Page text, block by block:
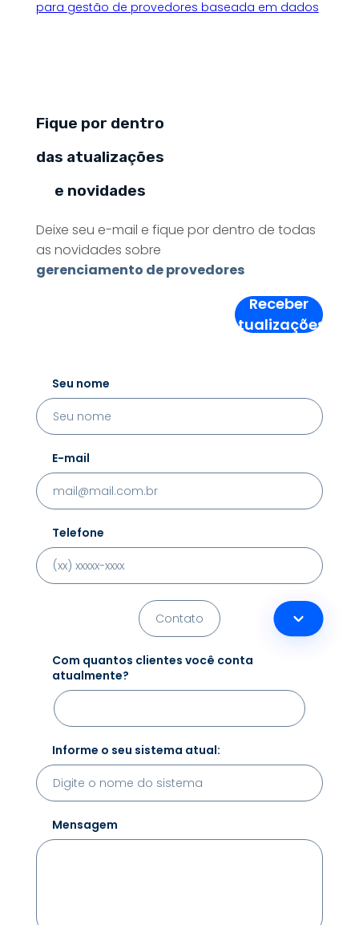
para gestão de provedores baseada em dados
Fique por dentro
das atualizações
e novidades
Deixe seu e-mail e fique por dentro de todas
as novidades sobre
gerenciamento de provedores
Receber
Atualizações!
Seu nome
E-mail
Telefone
Com quantos clientes você conta
atualmente?
Informe o seu sistema atual:
Mensagem